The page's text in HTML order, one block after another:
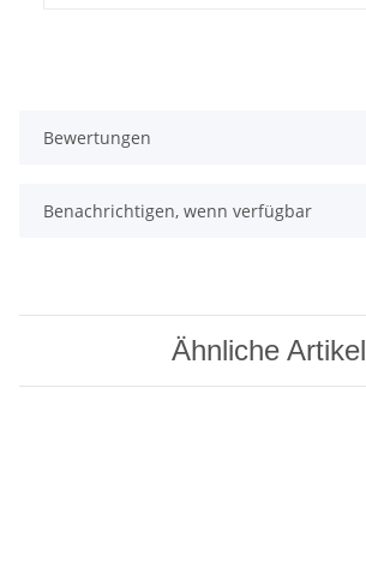
Bewertungen
Benachrichtigen, wenn verfügbar
Ähnliche Artikel